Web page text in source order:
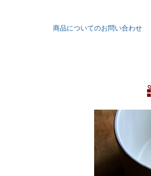
商品についてのお問い合わせ